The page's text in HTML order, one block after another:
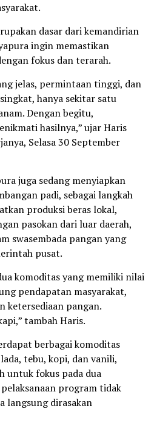
dasar dari kemandirian
ingin memastikan
fokus dan terarah.
jelas, permintaan tinggi, dan
hanya sekitar satu
Dengan begitu,
hasilnya,” ujar Haris
Selasa 30 September
juga sedang menyiapkan
padi, sebagai langkah
produksi beras lokal,
pasokan dari luar daerah,
swasembada pangan yang
pusat.
komoditas yang memiliki nilai
pendapatan masyarakat,
ketersediaan pangan.
tambah Haris.
berbagai komoditas
tebu, kopi, dan vanili,
untuk fokus pada dua
program tidak
langsung dirasakan